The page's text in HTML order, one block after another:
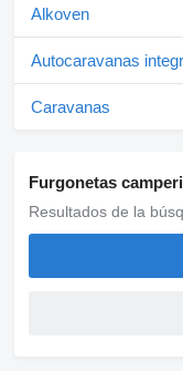
Alkoven
Autocaravanas
Caravanas
Furgonetas
Resultados de la